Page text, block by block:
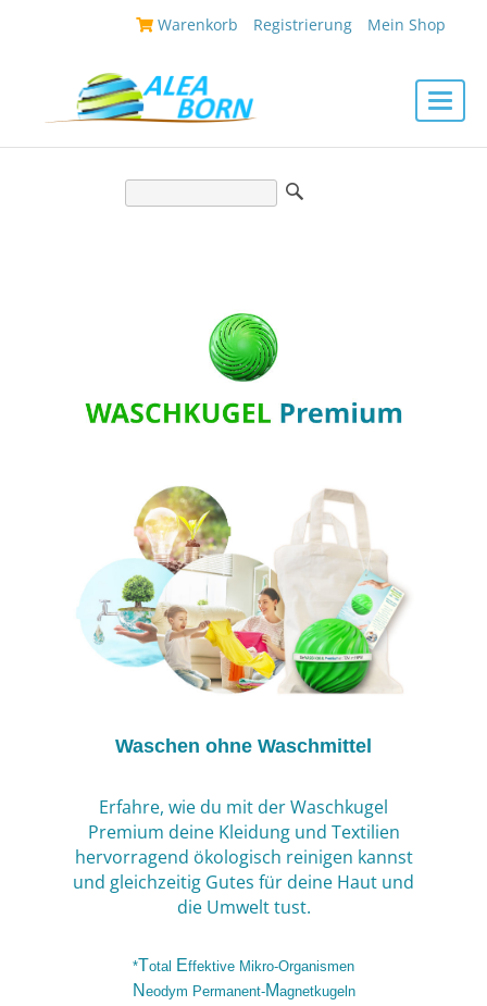
Warenkorb Registrierung Mein Shop
Toggle
Waschen ohne Waschmittel
Erfahre, wie du mit der Waschkugel
Premium deine Kleidung und Textilien
hervorragend ökologisch reinigen kannst
und gleichzeitig Gutes für deine Haut und
die Umwelt tust.
*Total Effektive Mikro-Organismen
N eodym Permanent-Magnetkugeln